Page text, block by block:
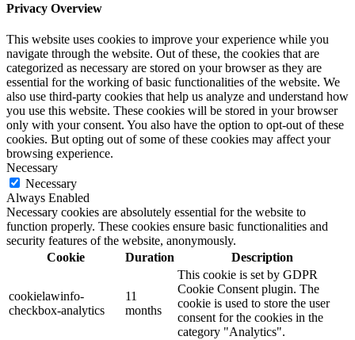
Privacy Overview
This website uses cookies to improve your experience while you
navigate through the website. Out of these, the cookies that are
categorized as necessary are stored on your browser as they are
essential for the working of basic functionalities of the website. We
also use third-party cookies that help us analyze and understand how
you use this website. These cookies will be stored in your browser
only with your consent. You also have the option to opt-out of these
cookies. But opting out of some of these cookies may affect your
browsing experience.
Necessary
Necessary
Always Enabled
Necessary cookies are absolutely essential for the website to
function properly. These cookies ensure basic functionalities and
security features of the website, anonymously.
Cookie
Duration Description
cookielawinfo-
checkbox-analytics
11
months
This cookie is set by GDPR
Cookie Consent plugin. The
cookie is used to store the user
consent for the cookies in the
category "Analytics".